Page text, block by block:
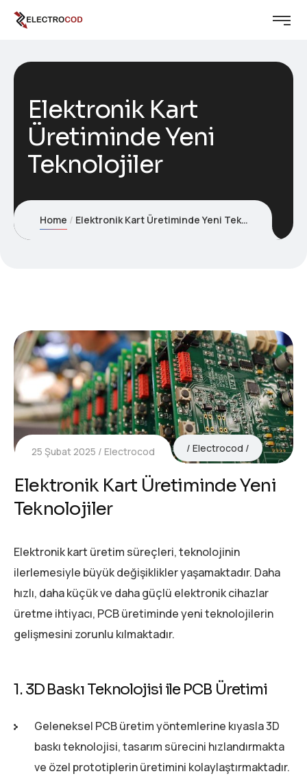
Elektronik Kart
Üretiminde Yeni
Teknolojiler
Home Elektronik Kart Üretiminde Yeni Teknolojiler
25 Şubat 2025 Electrocod Electrocod
Elektronik Kart Üretiminde Yeni
Teknolojiler
Elektronik kart üretim süreçleri, teknolojinin
ilerlemesiyle büyük değişiklikler yaşamaktadır. Daha
hızlı, daha küçük ve daha güçlü elektronik cihazlar
üretme ihtiyacı, PCB üretiminde yeni teknolojilerin
gelişmesini zorunlu kılmaktadır.
1. 3D Baskı Teknolojisi ile PCB Üretimi
Geleneksel PCB üretim yöntemlerine kıyasla 3D
baskı teknolojisi, tasarım sürecini hızlandırmakta
ve özel prototiplerin üretimini kolaylaştırmaktadır.